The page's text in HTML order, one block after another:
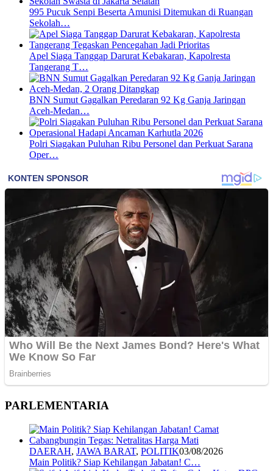
995 Pucuk Senpi Beserta Amunisi Ditemukan di Ruangan
Sekolah…
Apel Siaga Tanggap Darurat Kebakaran, Kapolresta
Tangerang T…
BNN Sumut Gagalkan Peredaran 92 Kg Ganja Jaringan
Aceh-Medan…
Polri Siagakan Puluhan Ribu Personel dan Perkuat Sarana
Oper…
PARLEMENTARIA
DAERAH, JAWA BARAT, POLITIK03/08/2026
Main Politik? Siap Kehilangan Jabatan! C…